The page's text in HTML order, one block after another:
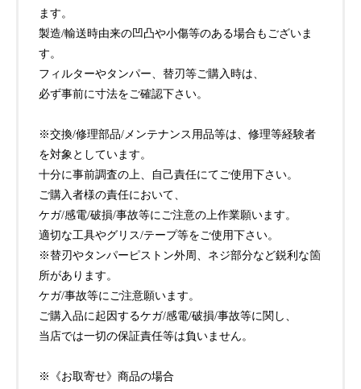
ます。
製造/輸送時由来の凹凸や小傷等のある場合もございま
す。
フィルターやタンパー、替刃等ご購入時は、
必ず事前に寸法をご確認下さい。
※交換/修理部品/メンテナンス用品等は、修理等経験者
を対象としています。
十分に事前調査の上、自己責任にてご使用下さい。
ご購入者様の責任において、
ケガ/感電/破損/事故等にご注意の上作業願います。
適切な工具やグリス/テープ等をご使用下さい。
※替刃やタンパーピストン外周、ネジ部分など鋭利な箇
所があります。
ケガ/事故等にご注意願います。
ご購入品に起因するケガ/感電/破損/事故等に関し、
当店では一切の保証責任等は負いません。
※《お取寄せ》商品の場合